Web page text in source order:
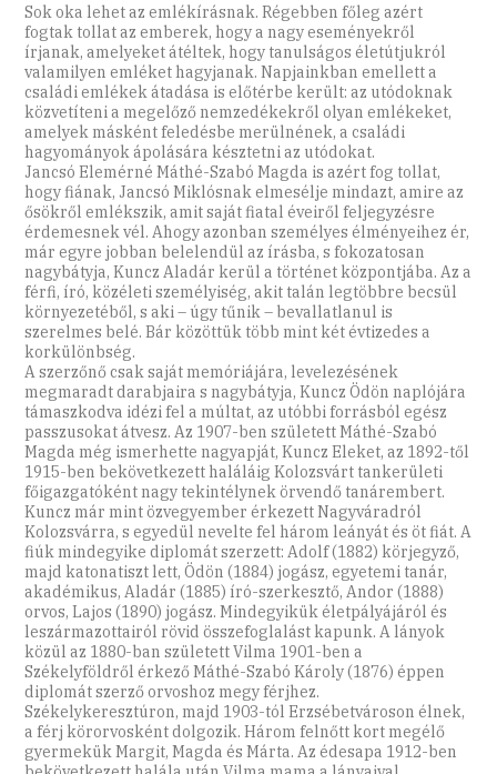
Sok oka lehet az emlékírásnak. Régebben főleg azért
fogtak tollat az emberek, hogy a nagy eseményekről
írjanak, amelyeket átéltek, hogy tanulságos életútjukról
valamilyen emléket hagyjanak. Napjainkban emellett a
családi emlékek átadása is előtérbe került: az utódoknak
közvetíteni a megelőző nemzedékekről olyan emlékeket,
amelyek másként feledésbe merülnének, a családi
hagyományok ápolására késztetni az utódokat.
Jancsó Elemérné Máthé-Szabó Magda is azért fog tollat,
hogy fiának, Jancsó Miklósnak elmesélje mindazt, amire az
ősökről emlékszik, amit saját fiatal éveiről feljegyzésre
érdemesnek vél. Ahogy azonban személyes élményeihez ér,
már egyre jobban belelendül az írásba, s fokozatosan
nagybátyja, Kuncz Aladár kerül a történet központjába. Az a
férfi, író, közéleti személyiség, akit talán legtöbbre becsül
környezetéből, s aki – úgy tűnik – bevallatlanul is
szerelmes belé. Bár közöttük több mint két évtizedes a
korkülönbség.
A szerzőnő csak saját memóriájára, levelezésének
megmaradt darabjaira s nagybátyja, Kuncz Ödön naplójára
támaszkodva idézi fel a múltat, az utóbbi forrásból egész
passzusokat átvesz. Az 1907-ben született Máthé-Szabó
Magda még ismerhette nagyapját, Kuncz Eleket, az 1892-től
1915-ben bekövetkezett haláláig Kolozsvárt tankerületi
főigazgatóként nagy tekintélynek örvendő tanárembert.
Kuncz már mint özvegyember érkezett Nagyváradról
Kolozsvárra, s egyedül nevelte fel három leányát és öt fiát. A
fiúk mindegyike diplomát szerzett: Adolf (1882) körjegyző,
majd katonatiszt lett, Ödön (1884) jogász, egyetemi tanár,
akadémikus, Aladár (1885) író-szerkesztő, Andor (1888)
orvos, Lajos (1890) jogász. Mindegyikük életpályájáról és
leszármazottairól rövid összefoglalást kapunk. A lányok
közül az 1880-ban született Vilma 1901-ben a
Székelyföldről érkező Máthé-Szabó Károly (1876) éppen
diplomát szerző orvoshoz megy férjhez.
Székelykeresztúron, majd 1903-tól Erzsébetvároson élnek,
a férj körorvosként dolgozik. Három felnőtt kort megélő
gyermekük Margit, Magda és Márta. Az édesapa 1912-ben